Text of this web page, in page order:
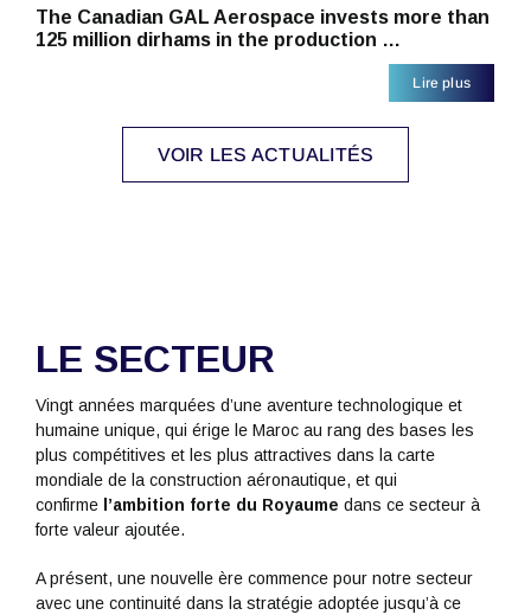
The Canadian GAL Aerospace invests more than
125 million dirhams in the production …
Lire plus
VOIR LES ACTUALITÉS
LE SECTEUR
Vingt années marquées d’une aventure technologique et
humaine unique, qui érige le Maroc au rang des bases les
plus compétitives et les plus attractives dans la carte
mondiale de la construction aéronautique, et qui
confirme l’ambition forte du Royaume dans ce secteur à
forte valeur ajoutée.
A présent, une nouvelle ère commence pour notre secteur
avec une continuité dans la stratégie adoptée jusqu’à ce